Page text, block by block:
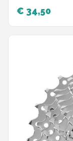
€ 34,50